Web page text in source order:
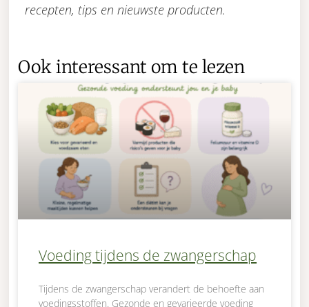
recepten, tips en nieuwste producten.
Ook interessant om te lezen
Voeding tijdens de zwangerschap
Tijdens de zwangerschap verandert de behoefte aan
voedingsstoffen. Gezonde en gevarieerde voeding